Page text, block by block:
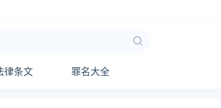
律条文 罪名大全